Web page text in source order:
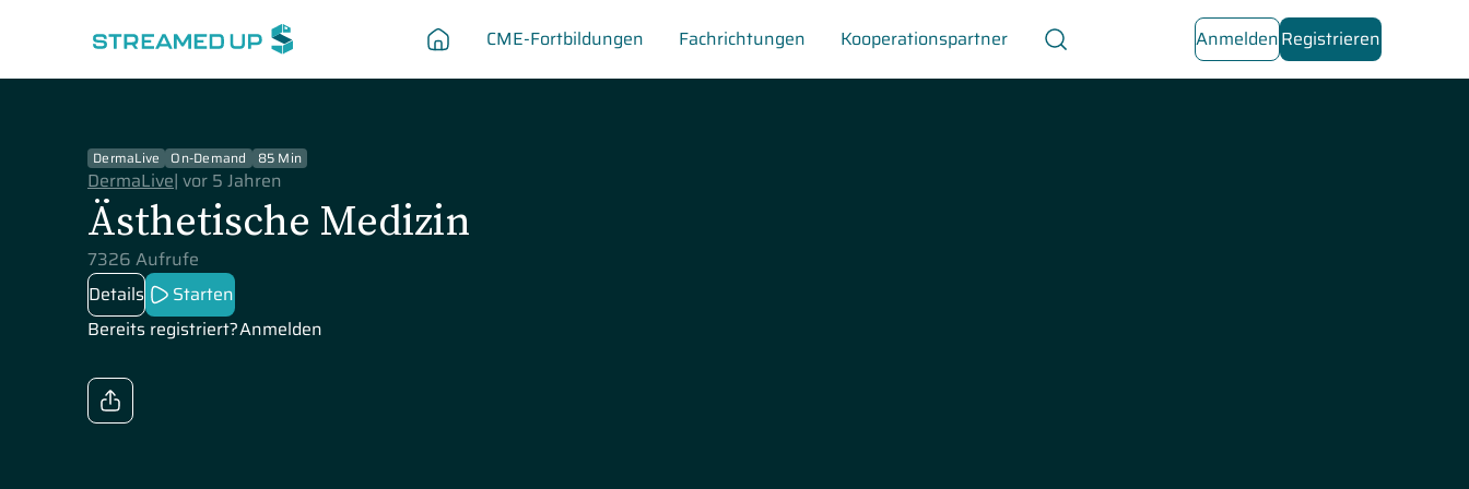
CME-Fortbildungen Fachrichtungen Kooperationspartner AnmeldenRegistrieren
DermaLive On-Demand 85 Min
DermaLive| vor 5 Jahren
Ästhetische Medizin
7326 Aufrufe
Details
Starten
Bereits registriert?Anmelden